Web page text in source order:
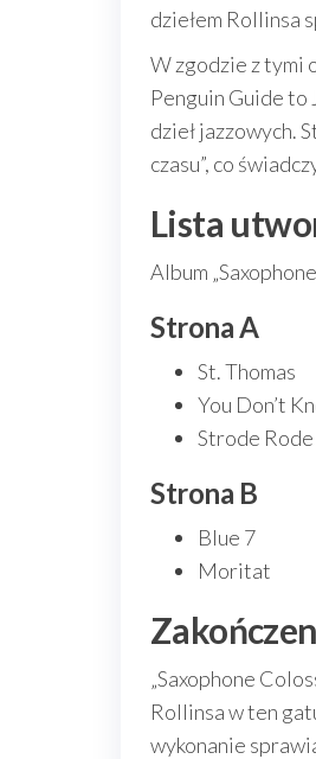
dziełem Rollinsa
W zgodzie z tymi
Penguin Guide to
dzieł jazzowych.
czasu”, co
Lista
Album
Strona A
St. Thomas
You Don’t
Strode Rode
Strona B
Blue 7
Moritat
„Saxophone
Rollinsa w ten
wykonanie